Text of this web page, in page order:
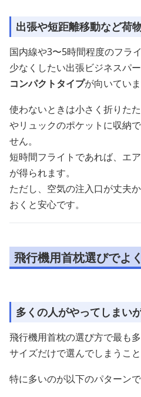
出張や短距離移動など荷
国内線や3〜5時間程度のフラ
少なくしたい出張ビジネスパー
コンパクトタイプが向いていま
使わないときは小さく折りた
やリュックのポケットに収納
せん。
短時間フライトであれば、エ
が得られます。
ただし、空気の注入口が丈夫
おくと安心です。
飛行機用首枕選びでよ
多くの人がやってしまい
飛行機用首枕の選び方で最も
サイズだけで選んでしまうこ
特に多いのが以下のパターンで